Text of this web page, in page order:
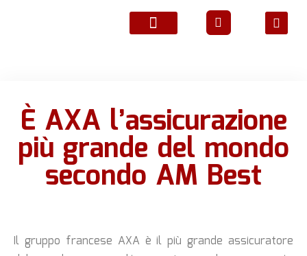
È AXA l’assicurazione
più grande del mondo
secondo AM Best
Il gruppo francese AXA è il più grande assicuratore